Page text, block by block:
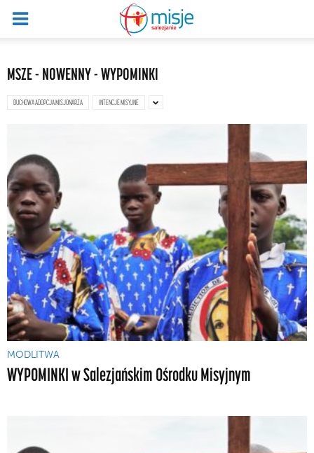
MSZE - NOWENNY - WYPOMINKI
DUCHOWA ADOPCJA MISJONARZA INTENCJE MISYJNE
MODLITWA
WYPOMINKI w Salezjańskim Ośrodku Misyjnym